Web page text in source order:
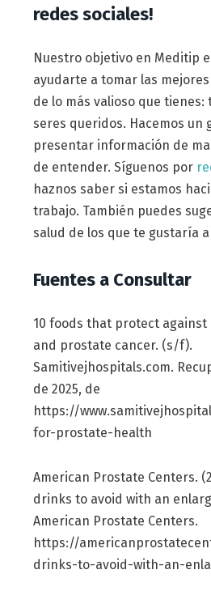
redes sociales!
Nuestro objetivo en Meditip
ayudarte a tomar las
de lo más valioso que tienes:
seres queridos. Hacemos un
presentar información de
de entender. Síguenos por
haznos saber si estamos
trabajo. También puedes
salud de los que te gustaría
Fuentes a Consultar
10 foods that protect
and prostate cancer. (s/f).
Samitivejhospitals.com.
de 2025, de
https://
for-prostate-health
American Prostate Centers.
drinks to avoid with an
American Prostate Centers.
https://
drinks-to-avoid-with-an-